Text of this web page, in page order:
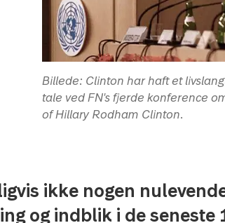
Billede: Clinton har haft et
tale ved FN's fjerde konference
of Hillary Rodham Clinton.
ikke nogen
og indblik i de seneste